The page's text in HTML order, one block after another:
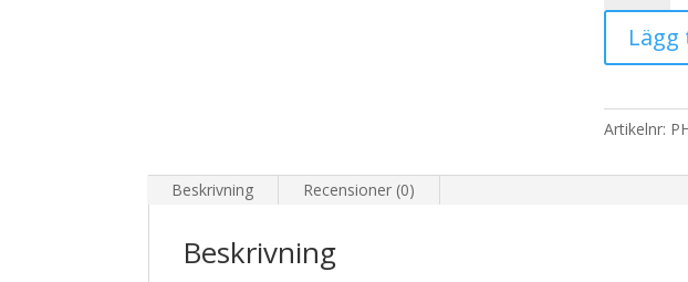
A3
32x45cm
mängd
Artikelnr:
Beskrivning Recensioner (0)
Beskrivning